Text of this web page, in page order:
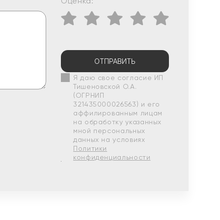
ОТПРАВИТЬ
Я даю свое согласие ИП
Тишеновской О.А.
(ОГРНИП
321435000026563) и его
аффилированным лицам
на обработку указанных
мной персональных
данных на условиях
Политики
конфиденциальности